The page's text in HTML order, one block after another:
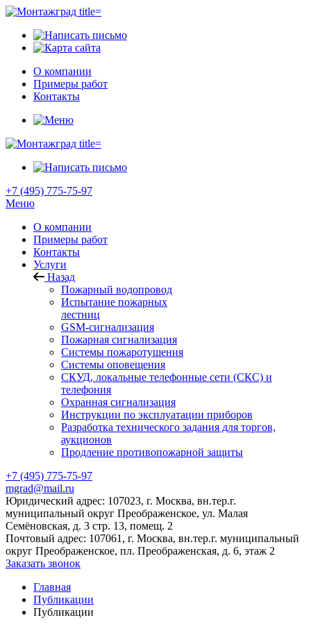
О компании
Примеры работ
Контакты
+7 (495) 775-75-97
Меню
О компании
Примеры работ
Контакты
Услуги
Назад
Пожарный водопровод
Испытание пожарных
лестниц
GSM-сигнализация
Пожарная сигнализация
Системы пожаротушения
Системы оповещения
СКУД, локальные телефонные сети (СКС) и
телефония
Охранная сигнализация
Инструкции по эксплуатации приборов
Разработка технического задания для торгов,
аукционов
Продление противопожарной защиты
+7 (495) 775-75-97
mgrad@mail.ru
Юридический адрес: 107023, г. Москва, вн.тер.г.
муниципальный округ Преображенское, ул. Малая
Семёновская, д. 3 стр. 13, помещ. 2
Почтовый адрес: 107061, г. Москва, вн.тер.г. муниципальный
округ Преображенское, пл. Преображенская, д. 6, этаж 2
Заказать звонок
Главная
Публикации
Публикации